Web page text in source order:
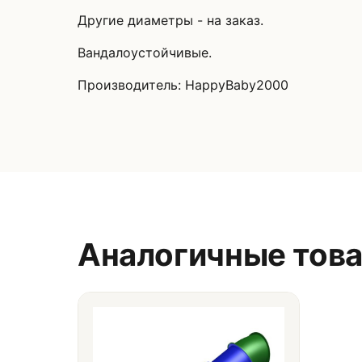
Другие диаметры - на заказ.
Вандалоустойчивые.
Производитель: HappyBaby2000
Аналогичные